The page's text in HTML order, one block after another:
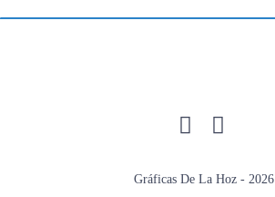
Gráficas De La Hoz - 2026